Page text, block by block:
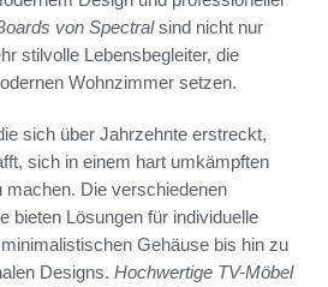
von Spectralsind nicht nur
stilvolle Lebensbegleiter, die
Wohnzimmer setzen.
sich über Jahrzehnte erstreckt,
sich in einem hart umkämpften
machen. Die verschiedenen
bieten Lösungen für individuelle
Gehäuse bis hin zu
Designs. Hochwertige TV-Möbel